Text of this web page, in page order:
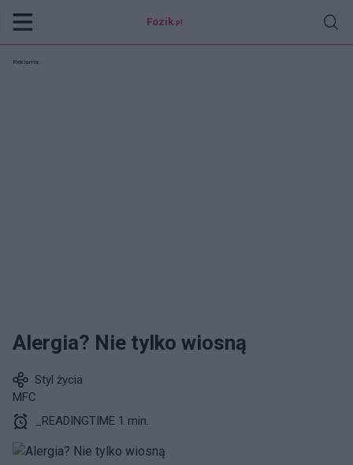
Fozik .pl
Reklama:
Alergia? Nie tylko wiosną
Styl życia
MFC
_READINGTIME 1 min.